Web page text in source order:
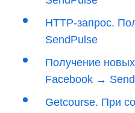
HTTP-запрос.
SendPulse
Получение
Facebook →
Getcourse. При